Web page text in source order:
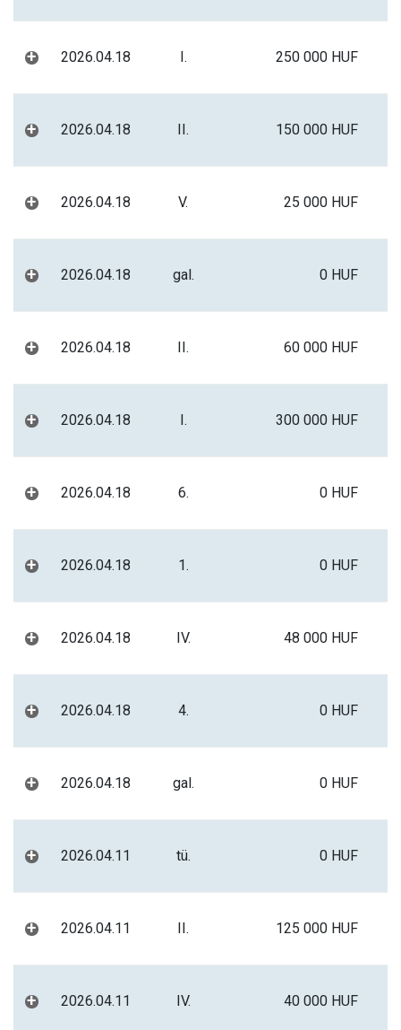
+ 2026.04.18 I. 250 000 HUF
+ 2026.04.18 II. 150 000 HUF
+ 2026.04.18 V. 25 000 HUF
+ 2026.04.18 gal. 0 HUF
+ 2026.04.18 II. 60 000 HUF
+ 2026.04.18 I. 300 000 HUF
+ 2026.04.18 6. 0 HUF
+ 2026.04.18 1. 0 HUF
+ 2026.04.18 IV. 48 000 HUF
+ 2026.04.18 4. 0 HUF
+ 2026.04.18 gal. 0 HUF
+ 2026.04.11 tü. 0 HUF
+ 2026.04.11 II. 125 000 HUF
+ 2026.04.11 IV. 40 000 HUF